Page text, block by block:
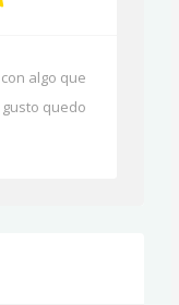
algo que
quedo